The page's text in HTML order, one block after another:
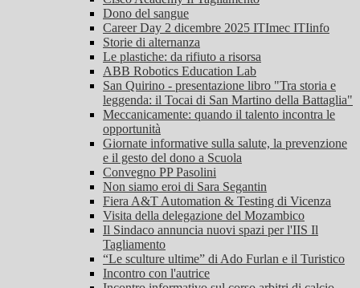
Dono del sangue
Career Day 2 dicembre 2025 ITImec ITIinfo
Storie di alternanza
Le plastiche: da rifiuto a risorsa
ABB Robotics Education Lab
San Quirino - presentazione libro "Tra storia e
leggenda: il Tocai di San Martino della Battaglia"
Meccanicamente: quando il talento incontra le
opportunità
Giornate informative sulla salute, la prevenzione
e il gesto del dono a Scuola
Convegno PP Pasolini
Non siamo eroi di Sara Segantin
Fiera A&T Automation & Testing di Vicenza
Visita della delegazione del Mozambico
Il Sindaco annuncia nuovi spazi per l'IIS Il
Tagliamento
“Le sculture ultime” di Ado Furlan e il Turistico
Incontro con l'autrice